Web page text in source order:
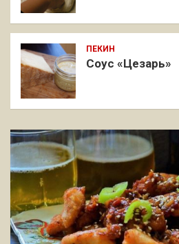
ПЕКИН
Соус «Цезарь»